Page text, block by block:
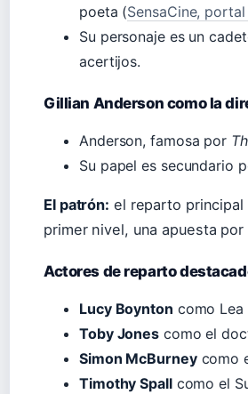
poeta (SensaCine,
Su personaje es un
acertijos.
Gillian Anderson como la
Anderson, famosa por
Su papel es secundario
El patrón: el reparto
primer nivel, una apuesta
Actores de reparto
Lucy Boynton como Lea
Toby Jones como el
Simon McBurneycomo
Timothy Spallcomo el